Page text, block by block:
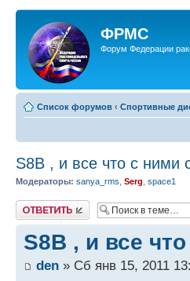
ФРМС
Форум Федерации
Список форумов ‹ Спортивные
S8B , и все что с ними
Модераторы: sanya_rms Serg space1
Ответить
S8B , и все
den » Сб янв 15, 2011